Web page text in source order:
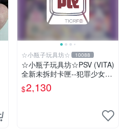
☆小瓶子玩具坊☆ 10088
☆小瓶子玩具坊☆PSV (VITA)
全新未拆封卡匣--犯罪少女2
《Criminal Girls 2》限定版
(日版)
$2,130